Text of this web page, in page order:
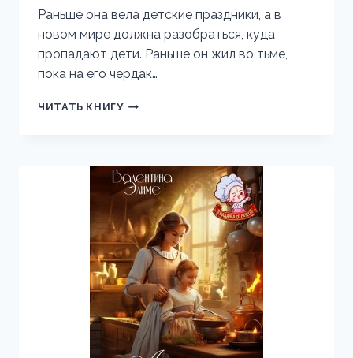
Раньше она вела детские праздники, а в
новом мире должна разобраться, куда
пропадают дети. Раньше он жил во тьме,
пока на его чердак…
ЧИТАТЬ КНИГУХОЗЯЙКА